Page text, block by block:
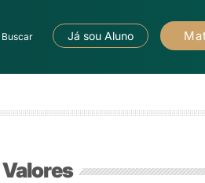
Buscar Já sou Aluno